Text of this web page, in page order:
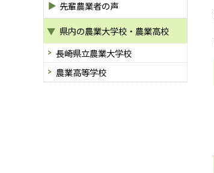
先輩農業者の声
県内の農業大学校・農業高校
長崎県立農業大学校
農業高等学校